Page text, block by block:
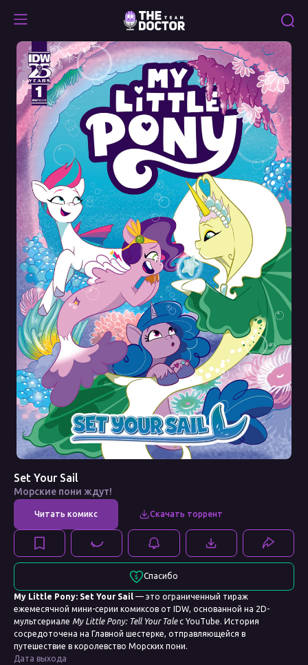
Set Your Sail
Морские пони ждут!
Спасибо
My Little Pony: Set Your Sail
— это ограниченный тираж
ежемесячной мини-серии комиксов от IDW, основанной на 2D-
мультсериале My Little Pony: Tell Your Taleс YouTube. История
сосредоточена на Главной шестерке, отправляющейся в
путешествие в королевство Морских пони.
Дата выхода